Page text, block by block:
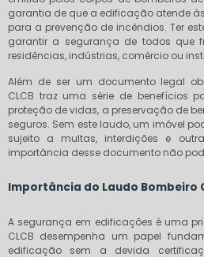
garantia de que a edificação atende
para a prevenção de incêndios. Ter
garantir a segurança de todos que
residências, indústrias, comércio ou
Além de ser um documento legal
CLCB traz uma série de benefícios
proteção de vidas, a preservação de
seguros. Sem este laudo, um imóvel
sujeito a multas, interdições e
importância desse documento não
Importância do Laudo Bombeiro
A segurança em edificações é uma
CLCB desempenha um papel
edificação sem a devida